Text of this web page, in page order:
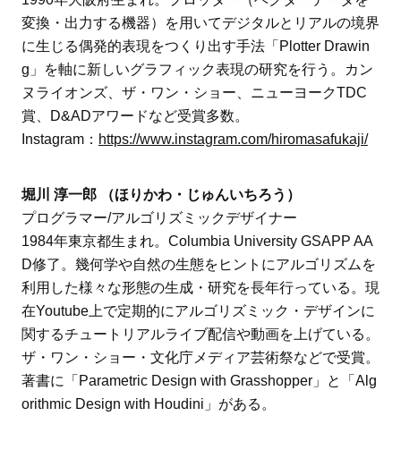
変換・出力する機器）を用いてデジタルとリアルの境界
に生じる偶発的表現をつくり出す手法「Plotter Drawin
g」を軸に新しいグラフィック表現の研究を行う。カン
ヌライオンズ、ザ・ワン・ショー、ニューヨークTDC
賞、D&ADアワードなど受賞多数。
Instagram： https://www.instagram.com/hiromasafukaji/
堀川 淳一郎 （ほりかわ・じゅんいちろう）
プログラマー/アルゴリズミックデザイナー
1984年東京都生まれ。Columbia University GSAPP AA
D修了。幾何学や自然の生態をヒントにアルゴリズムを
利用した様々な形態の生成・研究を長年行っている。現
在Youtube上で定期的にアルゴリズミック・デザインに
関するチュートリアルライブ配信や動画を上げている。
ザ・ワン・ショー・文化庁メディア芸術祭などで受賞。
著書に「Parametric Design with Grasshopper」と「Alg
orithmic Design with Houdini」がある。